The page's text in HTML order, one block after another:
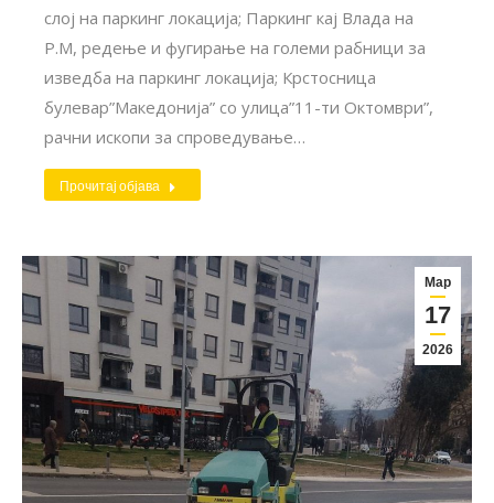
слој на паркинг локација; Паркинг кај Влада на
Р.М, редење и фугирање на големи рабници за
изведба на паркинг локација; Крстосница
булевар”Македонија” со улица”11-ти Октомври”,
рачни ископи за спроведување…
Прочитај објава
Мар
17
2026